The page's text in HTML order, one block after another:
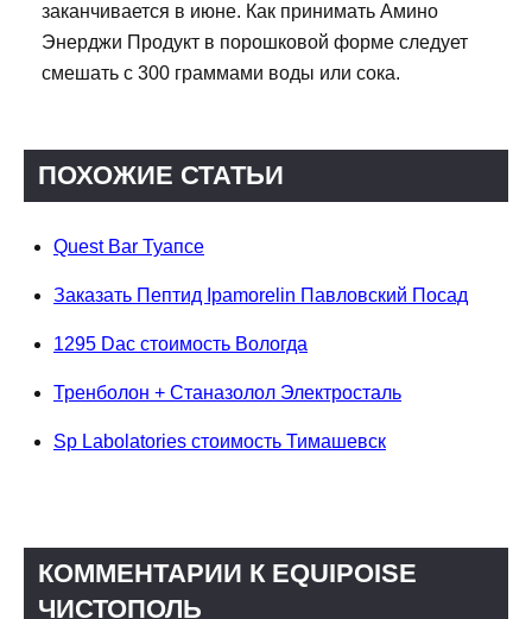
заканчивается в июне. Как принимать Амино
Энерджи Продукт в порошковой форме следует
смешать с 300 граммами воды или сока.
ПОХОЖИЕ СТАТЬИ
Quest Bar Туапсе
Заказать Пептид Ipamorelin Павловский Посад
1295 Dac стоимость Вологда
Тренболон + Станазолол Электросталь
Sp Labolatories стоимость Тимашевск
КОММЕНТАРИИ К EQUIPOISE
ЧИСТОПОЛЬ